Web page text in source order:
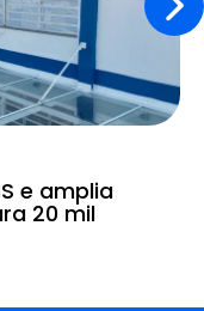
e amplia
20 mil